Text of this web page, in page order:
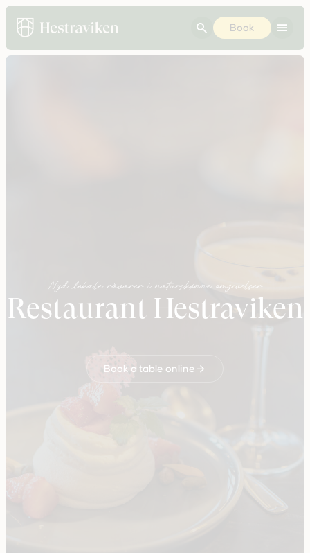
Book
Nyd lokale råvarer i naturskønne omgivelser
Restaurant Hestraviken
Book a table online